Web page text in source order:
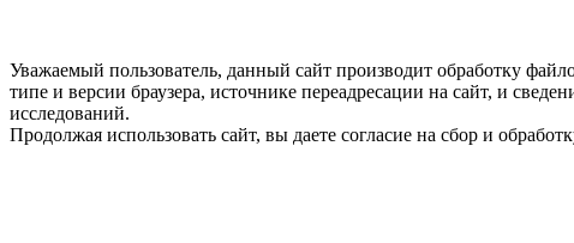
О.П. Резвый
Уважаемый пользователь, данный сайт производит обработку
типе и версии браузера, источнике переадресации на сайт, и
исследований.
Продолжая использовать сайт, вы даете согласие на сбор и